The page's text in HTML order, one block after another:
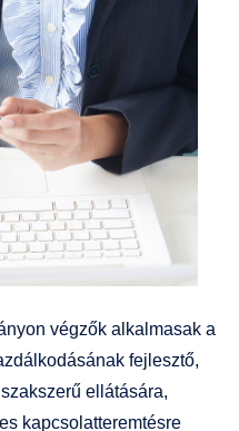
végzők alkalmasak a
fejlesztő,
ellátására,
kapcsolatteremtésre